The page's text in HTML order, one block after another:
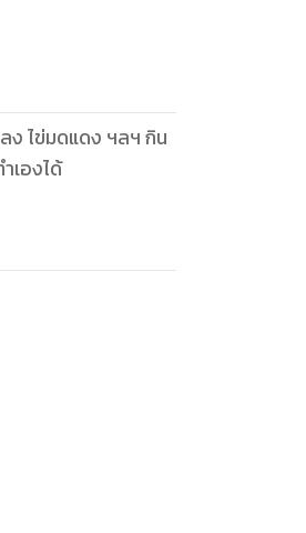
ไข่มดแดง ฯลฯ กิน
เองได้